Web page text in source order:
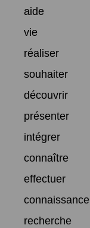
aide
vie
réaliser
souhaiter
découvrir
présenter
intégrer
connaître
effectuer
connaissance
recherche